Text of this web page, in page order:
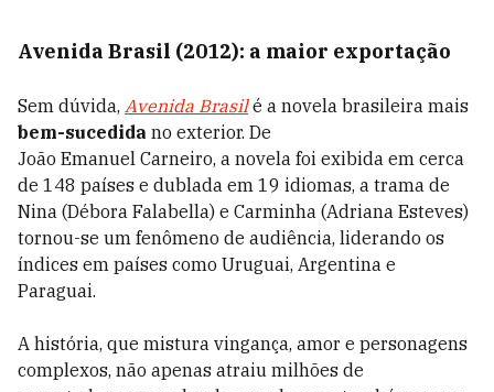
Avenida Brasil (2012): a maior exportação
Sem dúvida, Avenida Brasilé a novela brasileira mais
bem-sucedida no exterior. De
João Emanuel Carneiro, a novela foi exibida em cerca
de 148 países e dublada em 19 idiomas, a trama de
Nina (Débora Falabella) e Carminha (Adriana Esteves)
tornou-se um fenômeno de audiência, liderando os
índices em países como Uruguai, Argentina e
Paraguai.
A história, que mistura vingança, amor e personagens
complexos, não apenas atraiu milhões de